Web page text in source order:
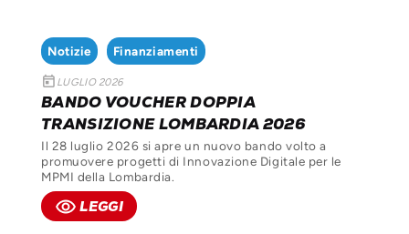
Notizie Finanziamenti
today LUGLIO 2026
BANDO VOUCHER DOPPIA
TRANSIZIONE LOMBARDIA 2026
Il 28 luglio 2026 si apre un nuovo bando volto a
promuovere progetti di Innovazione Digitale per le
MPMI della Lombardia.
remove_red_eye LEGGI